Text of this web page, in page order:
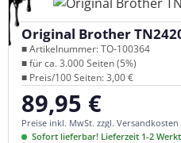
Original Brother
■ Artikelnummer: TO-100364
■ für ca. 3.000 Seiten (5%)
■ Preis/100 Seiten: 3,00 €
Regulärer Preis:
89,95 €
Preise inkl. MwSt. zzgl. Versandkosten
Sofort lieferbar! Lieferzeit 1-2